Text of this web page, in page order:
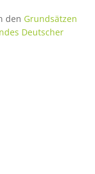
den Grundsätzen
Deutscher